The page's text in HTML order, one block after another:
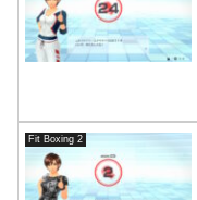
Fit Boxing 2